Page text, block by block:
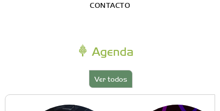
CONTACTO
Agenda
Ver todos